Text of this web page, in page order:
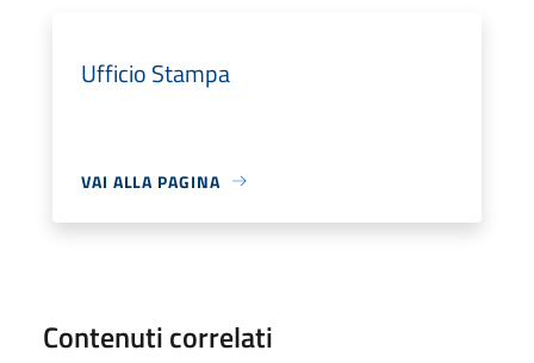
Ufficio Stampa
VAI ALLA PAGINA
Contenuti correlati